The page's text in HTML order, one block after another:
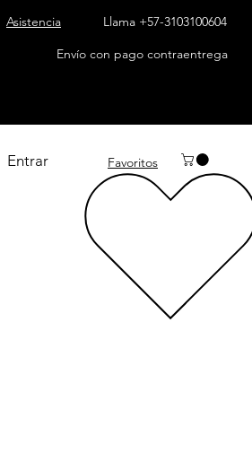
Asistencia
Llama +57-3103100604
Envío con pago contraentrega
Entrar Favoritos